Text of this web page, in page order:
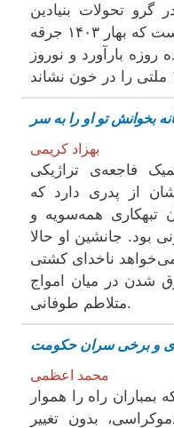
گرو تحولات بنیادین
سیاسی در هر دو سوی جنگی است که بهار ۱۴۰۳ جرقه
جنگ دوازده روزه بارآورد و نوروز
بهزاد کریمی
فاجعه‌ی تراژیکی‌
از پدری دارد که
۳۶ ساله‌‌ی آن تبهکاری همه‌سویه و
بود. جانشین او حالا
ناخدای کشتی
شدن در میان امواج
متلاطم طوفانی.
و برخی سران حکومت
محمد اعظمی
بمباران راه را هموار
بدون تغییر